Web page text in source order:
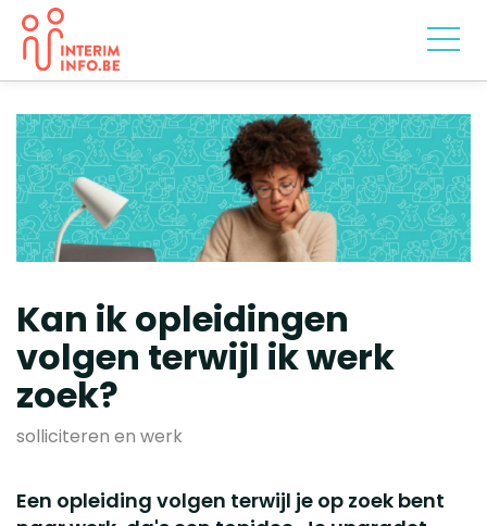
Kan ik opleidingen
volgen terwijl ik werk
zoek?
solliciteren en werk
Een opleiding volgen terwijl je op zoek bent